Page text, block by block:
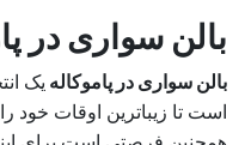
بالن سواری در
بالن سواری در پاموکالهیک
است تا زیباترین اوقات خود